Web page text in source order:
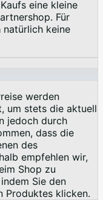
eine kleine
Für
natürlich keine
werden
um stets die aktuell
jedoch durch
dass die
des
empfehlen wir,
Shop zu
Sie den
Produktes klicken.